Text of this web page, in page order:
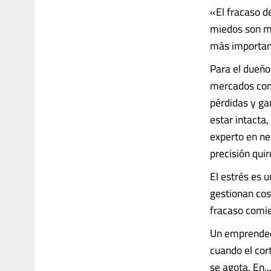
«El fracaso
miedos son
más
Para el
mercados
pérdidas y
estar intacta,
experto en
precisión
El estrés es
gestionan
fracaso
Un
cuando el